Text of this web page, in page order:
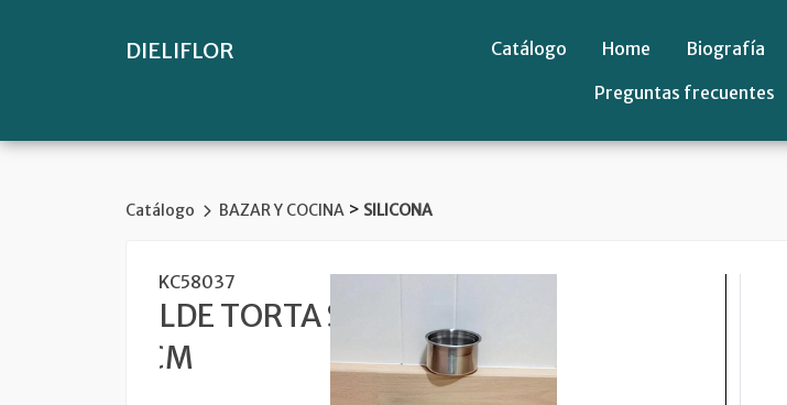
DIELIFLOR Catálogo Home Biografía
Preguntas frecuentes
Catálogo BAZAR Y COCINA > SILICONA